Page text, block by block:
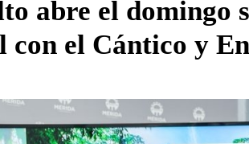
abre el domingo
el Cántico y